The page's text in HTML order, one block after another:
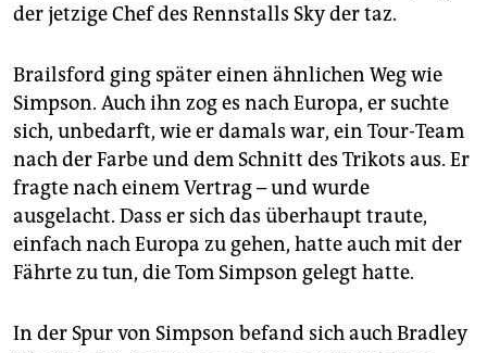
der jetzige Chef des Rennstalls Sky der taz.
Brailsford ging später einen ähnlichen Weg wie
Simpson. Auch ihn zog es nach Europa, er suchte
sich, unbedarft, wie er damals war, ein Tour-Team
nach der Farbe und dem Schnitt des Trikots aus. Er
fragte nach einem Vertrag – und wurde
ausgelacht. Dass er sich das überhaupt traute,
einfach nach Europa zu gehen, hatte auch mit der
Fährte zu tun, die Tom Simpson gelegt hatte.
In der Spur von Simpson befand sich auch Bradley